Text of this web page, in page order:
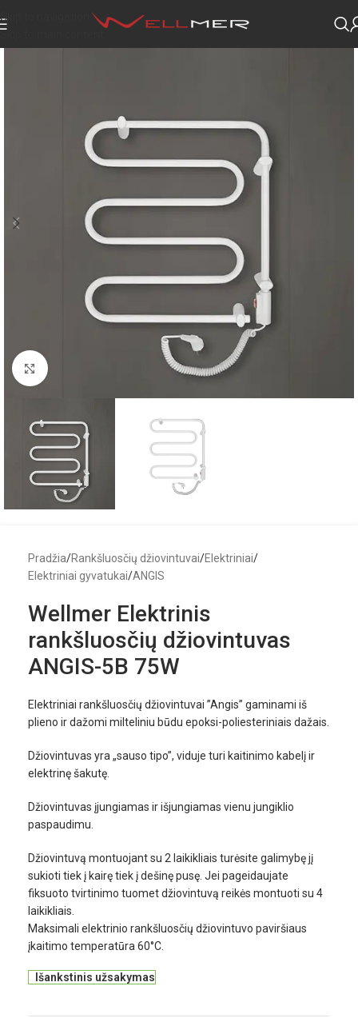
Skip to navigation
Click to enlarge
Pradžia/Rankšluosčių džiovintuvai/Elektriniai/
Elektriniai gyvatukai/ANGIS
Wellmer Elektrinis
rankšluosčių džiovintuvas
ANGIS-5B 75W
Elektriniai rankšluosčių džiovintuvai ”Angis” gaminami iš
plieno ir dažomi milteliniu būdu epoksi-poliesteriniais dažais.
Džiovintuvas yra „sauso tipo”, viduje turi kaitinimo kabelį ir
elektrinę šakutę.
Džiovintuvas įjungiamas ir išjungiamas vienu jungiklio
paspaudimu.
Džiovintuvą montuojant su 2 laikikliais turėsite galimybę jį
sukioti tiek į kairę tiek į dešinę pusę. Jei pageidaujate
fiksuoto tvirtinimo tuomet džiovintuvą reikės montuoti su 4
laikikliais.
Maksimali elektrinio rankšluosčių džiovintuvo paviršiaus
įkaitimo temperatūra 60°C.
Išankstinis užsakymas